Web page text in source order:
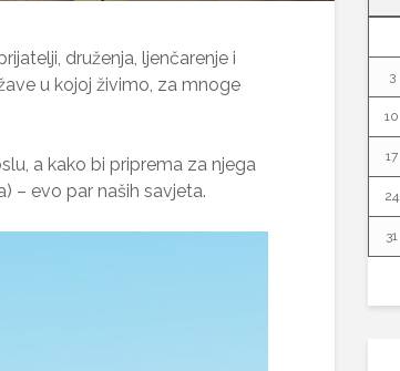
druženja, ljenčarenje i
u kojoj živimo, za mnoge
a kako bi priprema za njega
– evo par naših savjeta.
3
10
17
24
31